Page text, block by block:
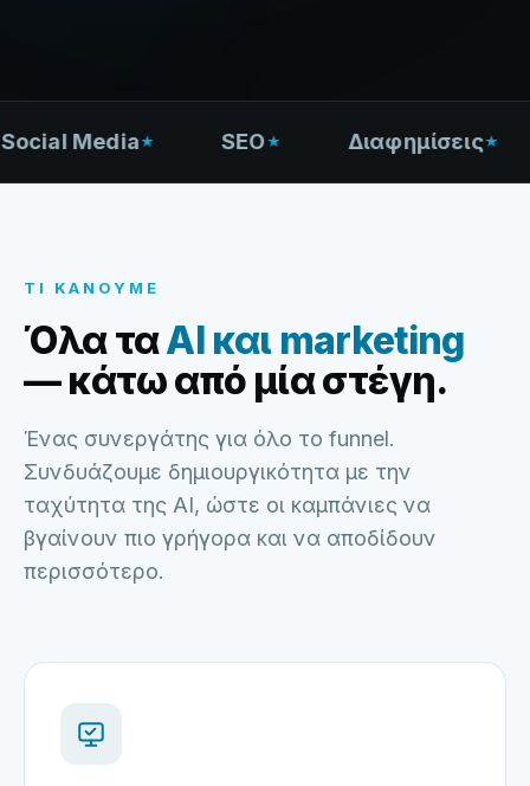
Media SEO Διαφημίσεις
ΤΙ ΚΆΝΟΥΜΕ
Όλα ταAI και marketing
— κάτω από μία στέγη.
Ένας συνεργάτης για όλο το funnel.
Συνδυάζουμε δημιουργικότητα με την
ταχύτητα της AI, ώστε οι καμπάνιες να
βγαίνουν πιο γρήγορα και να αποδίδουν
περισσότερο.